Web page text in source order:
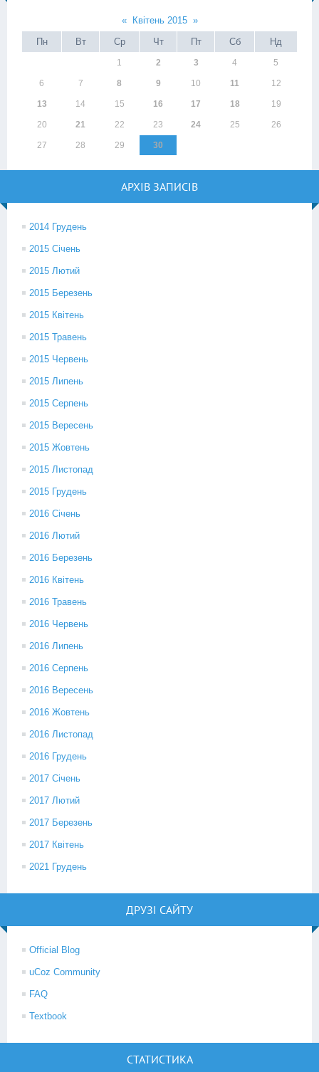
« Квітень 2015 »
Пн
Вт Ср Чт Пт Сб Нд
1 2 3 4 5
6 7 8 9 10 11 12
13 14 15 16 17 18 19
20 21 22 23 24 25 26
27 28 29 30
АРХІВ ЗАПИСІВ
2014 Грудень
2015 Січень
2015 Лютий
2015 Березень
2015 Квітень
2015 Травень
2015 Червень
2015 Липень
2015 Серпень
2015 Вересень
2015 Жовтень
2015 Листопад
2015 Грудень
2016 Січень
2016 Лютий
2016 Березень
2016 Квітень
2016 Травень
2016 Червень
2016 Липень
2016 Серпень
2016 Вересень
2016 Жовтень
2016 Листопад
2016 Грудень
2017 Січень
2017 Лютий
2017 Березень
2017 Квітень
2021 Грудень
ДРУЗІ САЙТУ
Official Blog
uCoz Community
FAQ
Textbook
СТАТИСТИКА